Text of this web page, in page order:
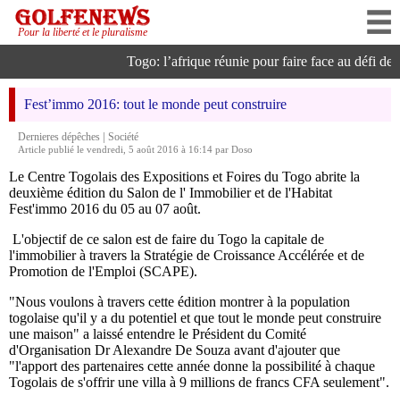
Pour la liberté et le pluralisme
Togo: l’afrique réunie pour faire face au défi de
Fest’immo 2016: tout le monde peut construire
Dernieres dépêches
Société
Article publié le vendredi, 5 août 2016 à 16:14 par Doso
Le Centre Togolais des Expositions et Foires du Togo abrite la
deuxième édition du Salon de l' Immobilier et de l'Habitat
Fest'immo 2016 du 05 au 07 août.
L'objectif de ce salon est de faire du Togo la capitale de
l'immobilier à travers la Stratégie de Croissance Accélérée et de
Promotion de l'Emploi (SCAPE).
"Nous voulons à travers cette édition montrer à la population
togolaise qu'il y a du potentiel et que tout le monde peut construire
une maison" a laissé entendre le Président du Comité
d'Organisation Dr Alexandre De Souza avant d'ajouter que
"l'apport des partenaires cette année donne la possibilité à chaque
Togolais de s'offrir une villa à 9 millions de francs CFA seulement".